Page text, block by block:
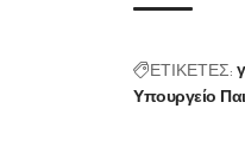
ΕΤΙΚΕΤΕΣ:
Υπουργείο